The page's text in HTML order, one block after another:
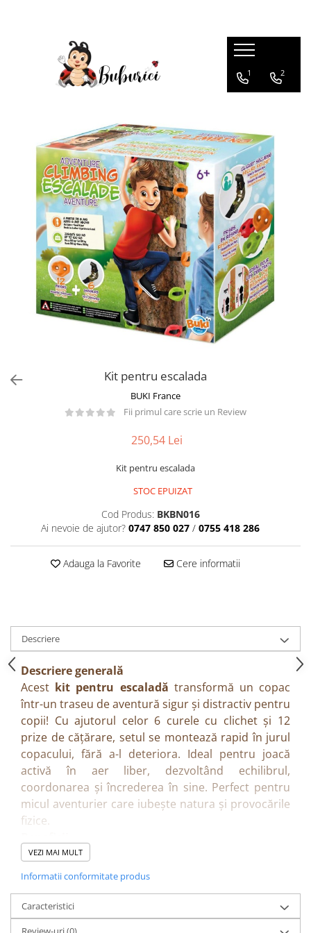
Accesorii
Exterior
Interior
Bucătărie
Muzicale
Bebeluși
Diverse
Păpuși
2-4 Ani
1 2
Kit pentru escalada
BUKI France
Fii primul care scrie un Review
250,54 Lei
Kit pentru escalada
STOC EPUIZAT
Cod Produs: BKBN016
Ai nevoie de ajutor? 0747 850 027 / 0755 418 286
Adauga la Favorite Cere informatii
Descriere
Descriere generală
Acest kit pentru escaladă transformă un copac
într-un traseu de aventură sigur și distractiv pentru
copii! Cu ajutorul celor 6 curele cu clichet și 12
prize de cățărare, setul se montează rapid în jurul
copacului, fără a-l deteriora. Ideal pentru joacă
activă în aer liber, dezvoltând echilibrul,
coordonarea și încrederea în sine. Perfect pentru
micul aventurier care iubește natura și provocările
fizice.
• Încurajează activitatea fizică în aer liber
• Dezvoltă echilibrul, forța și coordonarea
• Sistem sigur, stabil și reglabil
• Poate susține utilizatori de până la 100 kg —
VEZI MAI MULT
Informatii conformitate produs
Caracteristici